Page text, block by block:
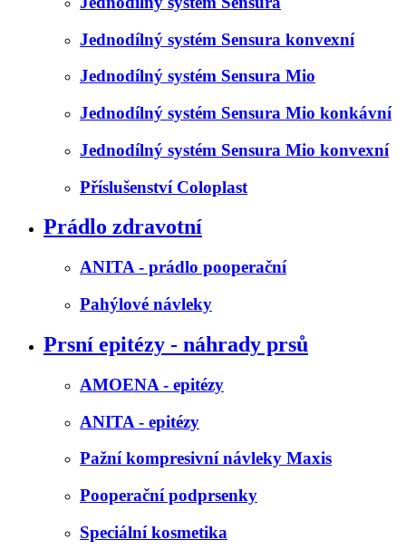
Jednodílný systém Sensura konvexní
Jednodílný systém Sensura Mio
Jednodílný systém Sensura Mio konkávní
Jednodílný systém Sensura Mio konvexní
Příslušenství Coloplast
Prádlo zdravotní
ANITA - prádlo pooperační
Pahýlové návleky
Prsní epitézy - náhrady prsů
AMOENA - epitézy
ANITA - epitézy
Pažní kompresivní návleky Maxis
Pooperační podprsenky
Speciální kosmetika